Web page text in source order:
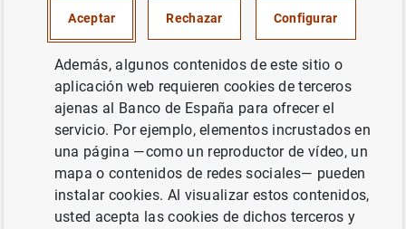
Balanza de pagos en marzo de 2009 (167
KB)
Siguiente
Publicación de la Revista d...
Aceptar Rechazar Configurar
Además, algunos contenidos de este sitio o
aplicación web requieren cookies de terceros
ajenas al Banco de España para ofrecer el
servicio. Por ejemplo, elementos incrustados en
una página —como un reproductor de vídeo, un
mapa o contenidos de redes sociales— pueden
instalar cookies. Al visualizar estos contenidos,
usted acepta las cookies de dichos terceros y